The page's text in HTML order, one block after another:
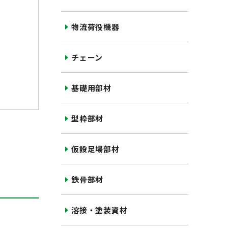
物流荷役機器
チェーン
基礎用部材
型枠部材
仮設足場部材
鉄骨部材
溶接・塗装資材